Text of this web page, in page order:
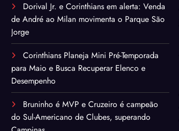
Dorival Jr. e Corinthians em alerta: Venda
de André ao Milan movimenta o Parque São
Jorge
Corinthians Planeja Mini Pré-Temporada
para Maio e Busca Recuperar Elenco e
Desempenho
Bruninho é MVP e Cruzeiro é campeão
do Sul-Americano de Clubes, superando